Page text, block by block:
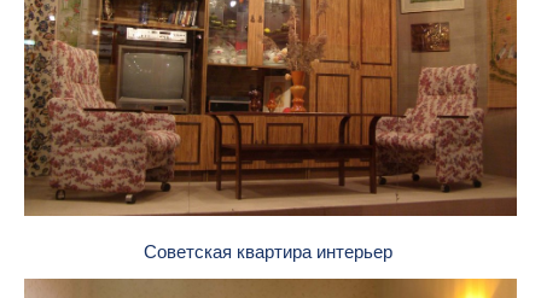
Советская квартира интерьер